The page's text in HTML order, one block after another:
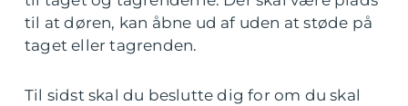
til at døren, kan åbne ud af uden at støde på
taget eller tagrenden.
Til sidst skal du beslutte dig for om du skal